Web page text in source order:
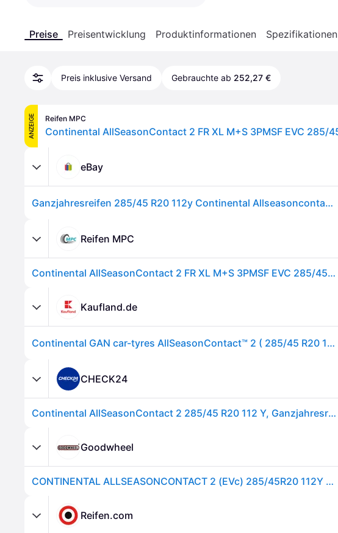
Preise Preisentwicklung Produktinformationen Spezifikationen
Preis inklusive Versand Gebrauchte ab 252,27 €
ANZEIGE Reifen MPC
eBay
Ganzjahresreifen 285/45 R20 112y Continental Allseasoncontact 2 3pmsf Evc Mfs Xl
Reifen MPC
Continental AllSeasonContact 2 FR XL M+S 3PMSF EVC 285/45R20 112Y
Kaufland.de
Continental GAN car-tyres AllSeasonContact™ 2 ( 285/45 R20 112Y XL EVc, mit Felgenrippe )
CHECK24
Continental AllSeasonContact 2 285/45 R20 112 Y, Ganzjahresreifen
Goodwheel
CONTINENTAL ALLSEASONCONTACT 2 (EVc) 285/45R20 112Y (EVc) XL FR BSW
Reifen.com